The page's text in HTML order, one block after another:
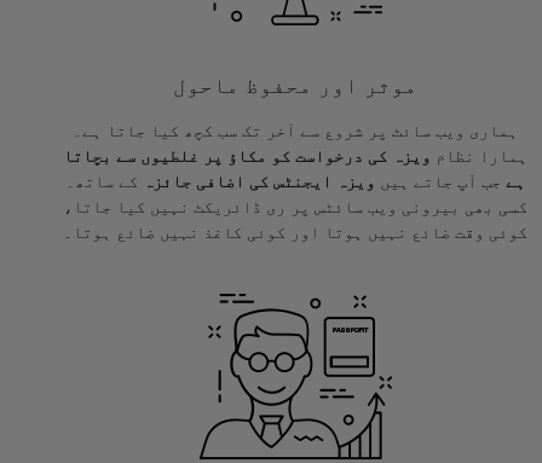
موثر اور محفوظ ماحول
ہماری ویب سائٹ پر شروع سے آخر تک سب کچھ کیا جاتا ہے۔
ہمارا نظام ویزہ کی درخواست کو مکاؤ پر غلطیوں سے بچاتا
ہے جب آپ جاتے ہیں ویزہ ایجنٹس کی اضافی جائزہ
کے ساتھ۔
کسی بھی بیرونی ویب سائٹس پر ری ڈائریکٹ نہیں کیا جاتا،
کوئی وقت ضائع نہیں ہوتا اور کوئی کاغذ نہیں ضائع ہوتا۔